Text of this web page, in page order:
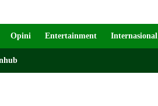
Opini Entertainment Internasional